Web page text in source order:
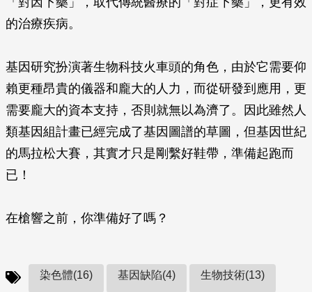
的治療疾病。
基因研究扮演著生物科技火車頭的角色，由於它需要仰
賴更種昂貴的儀器和龐大的人力，而從研發到應用，更
需要龐大的資本支持，否則就無以為濟了。因此雖然人
類基因組計畫已經完成了基因圖譜的草圖，但基因世紀
的馬拉松大賽，其實才只是剛繫好鞋帶，準備起跑而
已！
在槍響之前，你準備好了嗎？
染色體(16) 基因缺陷(4) 生物技術(13)